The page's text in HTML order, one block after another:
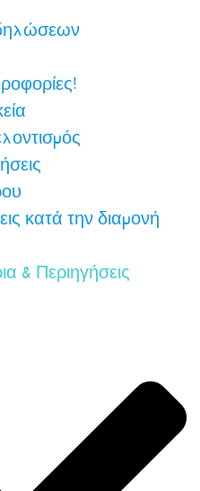
κατά την διαμονή
& Περιηγήσεις